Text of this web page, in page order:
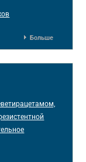
Больше